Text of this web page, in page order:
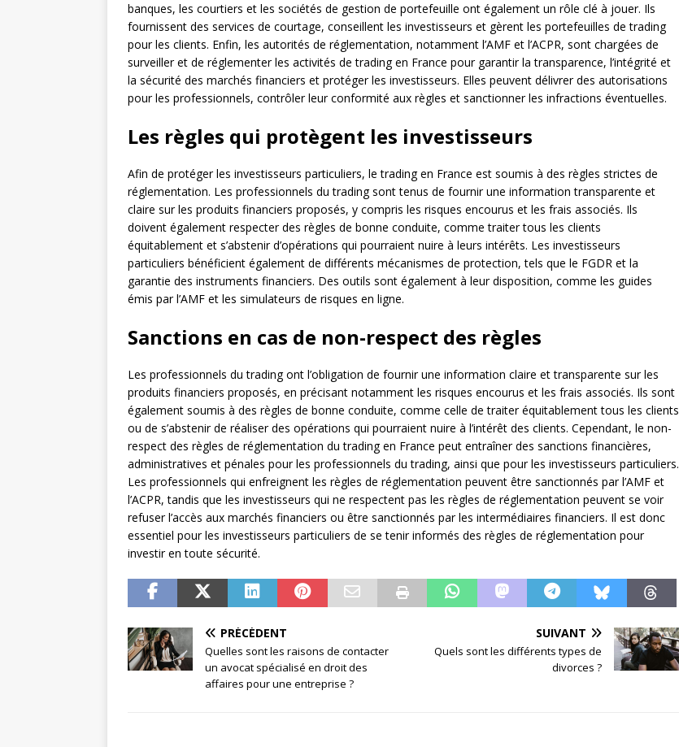
banques, les courtiers et les sociétés de gestion de portefeuille ont également un rôle clé à jouer. Ils
fournissent des services de courtage, conseillent les investisseurs et gèrent les portefeuilles de trading
pour les clients. Enfin, les autorités de réglementation, notamment l’AMF et l’ACPR, sont chargées de
surveiller et de réglementer les activités de trading en France pour garantir la transparence, l’intégrité et
la sécurité des marchés financiers et protéger les investisseurs. Elles peuvent délivrer des autorisations
pour les professionnels, contrôler leur conformité aux règles et sanctionner les infractions éventuelles.
Les règles qui protègent les investisseurs
Afin de protéger les investisseurs particuliers, le trading en France est soumis à des règles strictes de
réglementation. Les professionnels du trading sont tenus de fournir une information transparente et
claire sur les produits financiers proposés, y compris les risques encourus et les frais associés. Ils
doivent également respecter des règles de bonne conduite, comme traiter tous les clients
équitablement et s’abstenir d’opérations qui pourraient nuire à leurs intérêts. Les investisseurs
particuliers bénéficient également de différents mécanismes de protection, tels que le FGDR et la
garantie des instruments financiers. Des outils sont également à leur disposition, comme les guides
émis par l’AMF et les simulateurs de risques en ligne.
Sanctions en cas de non-respect des règles
Les professionnels du trading ont l’obligation de fournir une information claire et transparente sur les
produits financiers proposés, en précisant notamment les risques encourus et les frais associés. Ils sont
également soumis à des règles de bonne conduite, comme celle de traiter équitablement tous les clients
ou de s’abstenir de réaliser des opérations qui pourraient nuire à l’intérêt des clients. Cependant, le non-
respect des règles de réglementation du trading en France peut entraîner des sanctions financières,
administratives et pénales pour les professionnels du trading, ainsi que pour les investisseurs particuliers.
Les professionnels qui enfreignent les règles de réglementation peuvent être sanctionnés par l’AMF et
l’ACPR, tandis que les investisseurs qui ne respectent pas les règles de réglementation peuvent se voir
refuser l’accès aux marchés financiers ou être sanctionnés par les intermédiaires financiers. Il est donc
essentiel pour les investisseurs particuliers de se tenir informés des règles de réglementation pour
investir en toute sécurité.
PRÉCÉDENT
Quelles sont les raisons de contacter
un avocat spécialisé en droit des
affaires pour une entreprise ?
SUIVANT
Quels sont les différents types de
divorces ?